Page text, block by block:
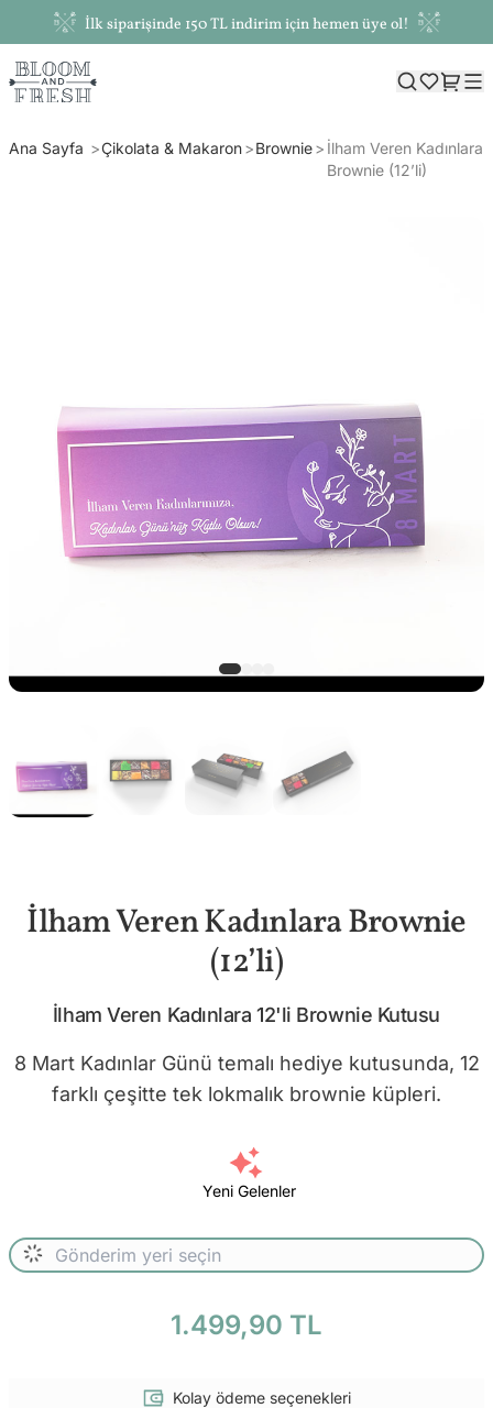
İlk siparişinde 150 TL indirim için hemen üye ol!
Ana Sayfa Çikolata & Makaron Brownie
İlham Veren Kadınlara
Brownie (12’li)
İlham Veren Kadınlara Brownie
(12’li)
İlham Veren Kadınlara 12'li Brownie Kutusu
8 Mart Kadınlar Günü temalı hediye kutusunda, 12
farklı çeşitte tek lokmalık brownie küpleri.
Yeni Gelenler
1.499,90 TL
Kolay ödeme seçenekleri